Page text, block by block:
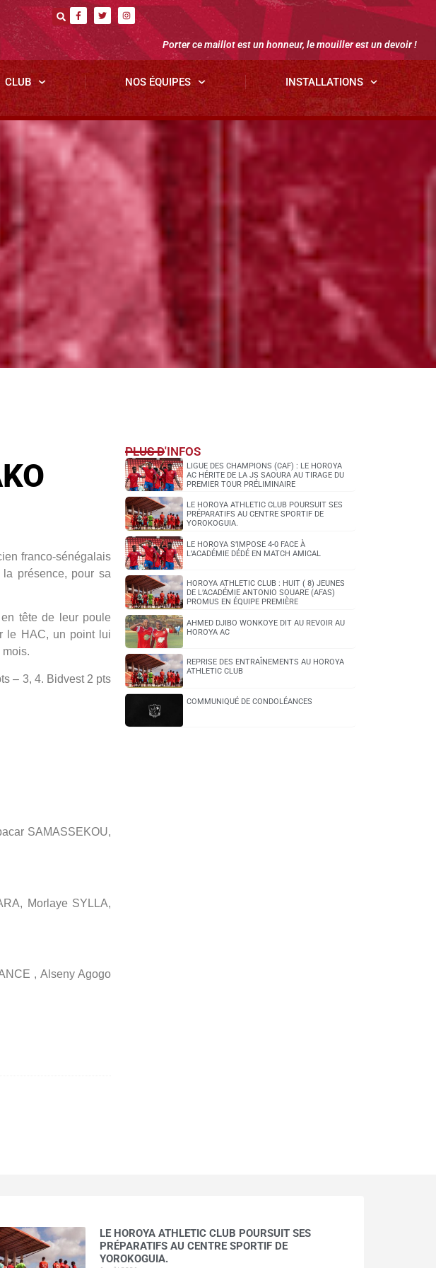
Porter ce maillot est un honneur, le mouiller est un devoir !
CLUB NOS ÉQUIPES INSTALLATIONS
franco-sénégalais
présence, pour sa
tête de leur poule
le HAC, un point lui
– 3, 4. Bidvest 2 pts
SAMASSEKOU,
Morlaye SYLLA,
, Alseny Agogo
PLUS D'INFOS
LIGUE DES CHAMPIONS (CAF) : LE HOROYA
AC HÉRITE DE LA JS SAOURA AU TIRAGE DU
PREMIER TOUR PRÉLIMINAIRE
LE HOROYA ATHLETIC CLUB POURSUIT SES
PRÉPARATIFS AU CENTRE SPORTIF DE
YOROKOGUIA.
LE HOROYA S’IMPOSE 4-0 FACE À
L’ACADÉMIE DÉDÉ EN MATCH AMICAL
HOROYA ATHLETIC CLUB : HUIT ( 8) JEUNES
DE L’ACADÉMIE ANTONIO SOUARE (AFAS)
PROMUS EN ÉQUIPE PREMIÈRE
AHMED DJIBO WONKOYE DIT AU REVOIR AU
HOROYA AC
REPRISE DES ENTRAÎNEMENTS AU HOROYA
ATHLETIC CLUB
COMMUNIQUÉ DE CONDOLÉANCES
LE HOROYA ATHLETIC CLUB POURSUIT SES
PRÉPARATIFS AU CENTRE SPORTIF DE
YOROKOGUIA.